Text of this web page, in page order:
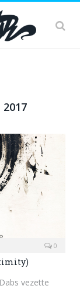
2017
0
vezette